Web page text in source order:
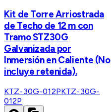
Kit de Torre Arriostrada
de Techo de 12 m con
Tramo STZ30G
Galvanizada por
Inmersión en Caliente (No
incluye retenida).
KTZ-30G-012PKTZ-30G-
012P